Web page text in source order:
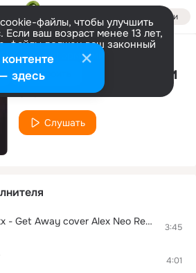
Войти
файлы, чтобы улучшить
Если ваш возраст менее 13 лет,
файлы должен ваш законный
Больше информации
Настроить
Чувства Без Любви
ЭКSТАZ
Слушать
Скорость (Maxx - Get Away cover Alex Neo Remix 2015) 3:45
4:01
здесь